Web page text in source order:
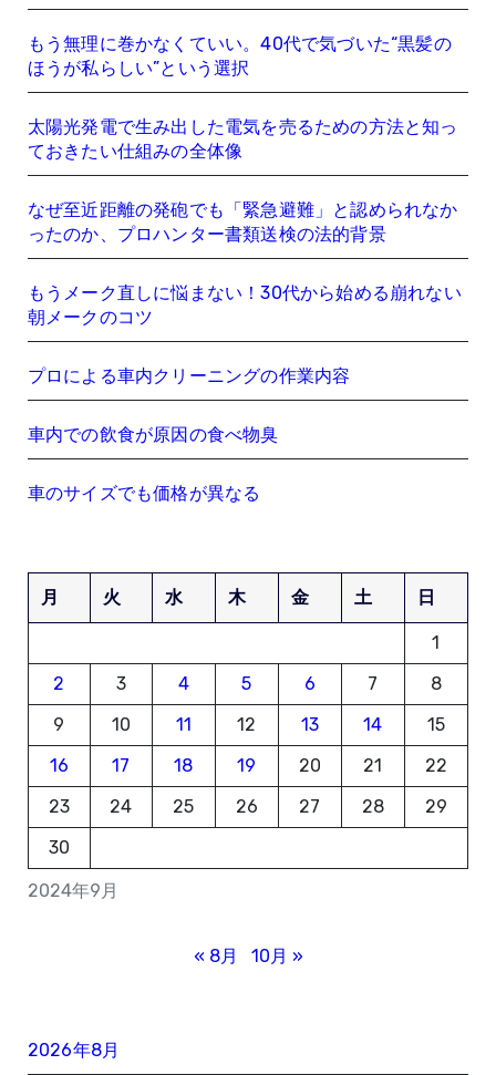
もう無理に巻かなくていい。40代で気づいた“黒髪の
ほうが私らしい”という選択
太陽光発電で生み出した電気を売るための方法と知っ
ておきたい仕組みの全体像
なぜ至近距離の発砲でも「緊急避難」と認められなか
ったのか、プロハンター書類送検の法的背景
もうメーク直しに悩まない！30代から始める崩れない
朝メークのコツ
プロによる車内クリーニングの作業内容
車内での飲食が原因の食べ物臭
車のサイズでも価格が異なる
2024年9月
月 火 水 木 金 土 日
1
2
3 4 5 6 7
8
9
10 11 12 13 14
15
16
17 18 19 20 21
22
23
24 25 26 27 28
29
30
« 8月 10月 »
2026年8月